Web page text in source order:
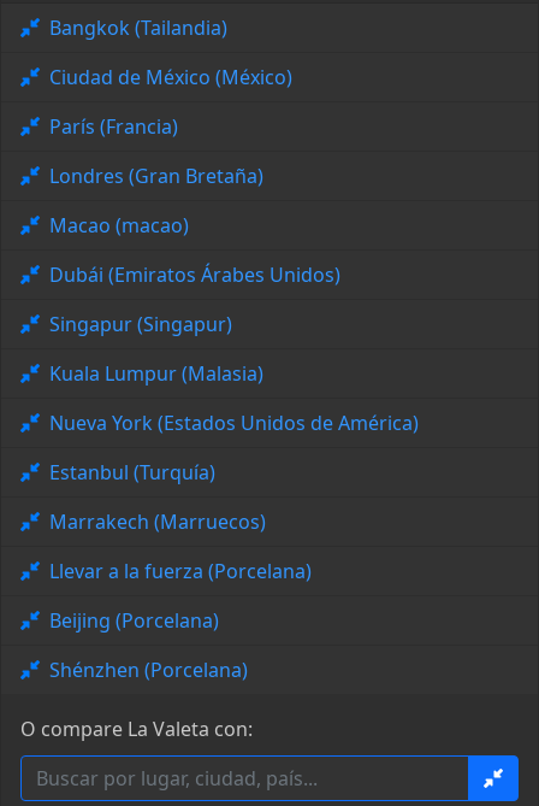
Bangkok (Tailandia)
Ciudad de México (México)
París (Francia)
Londres (Gran Bretaña)
Macao (macao)
Dubái (Emiratos Árabes Unidos)
Singapur (Singapur)
Kuala Lumpur (Malasia)
Nueva York (Estados Unidos de América)
Estanbul (Turquía)
Marrakech (Marruecos)
Llevar a la fuerza (Porcelana)
Beijing (Porcelana)
Shénzhen (Porcelana)
O compare La Valeta con: